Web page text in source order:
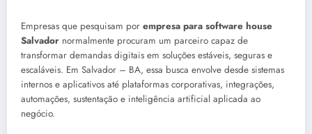
Empresas que pesquisam por empresa para software house
Salvador normalmente procuram um parceiro capaz de
transformar demandas digitais em soluções estáveis, seguras e
escaláveis. Em Salvador – BA, essa busca envolve desde sistemas
internos e aplicativos até plataformas corporativas, integrações,
automações, sustentação e inteligência artificial aplicada ao
negócio.